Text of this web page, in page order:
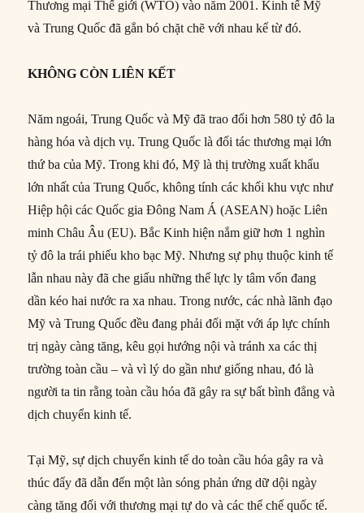
Thương mại Thế giới (WTO) vào năm 2001. Kinh tế Mỹ
và Trung Quốc đã gắn bó chặt chẽ với nhau kể từ đó.
KHÔNG CÒN LIÊN KẾT
Năm ngoái, Trung Quốc và Mỹ đã trao đổi hơn 580 tỷ đô la
hàng hóa và dịch vụ. Trung Quốc là đối tác thương mại lớn
thứ ba của Mỹ. Trong khi đó, Mỹ là thị trường xuất khẩu
lớn nhất của Trung Quốc, không tính các khối khu vực như
Hiệp hội các Quốc gia Đông Nam Á (ASEAN) hoặc Liên
minh Châu Âu (EU). Bắc Kinh hiện nắm giữ hơn 1 nghìn
tỷ đô la trái phiếu kho bạc Mỹ. Nhưng sự phụ thuộc kinh tế
lẫn nhau này đã che giấu những thế lực ly tâm vốn đang
dần kéo hai nước ra xa nhau. Trong nước, các nhà lãnh đạo
Mỹ và Trung Quốc đều đang phải đối mặt với áp lực chính
trị ngày càng tăng, kêu gọi hướng nội và tránh xa các thị
trường toàn cầu – và vì lý do gần như giống nhau, đó là
người ta tin rằng toàn cầu hóa đã gây ra sự bất bình đẳng và
dịch chuyển kinh tế.
Tại Mỹ, sự dịch chuyển kinh tế do toàn cầu hóa gây ra và
thúc đẩy đã dẫn đến một làn sóng phản ứng dữ dội ngày
càng tăng đối với thương mại tự do và các thể chế quốc tế.